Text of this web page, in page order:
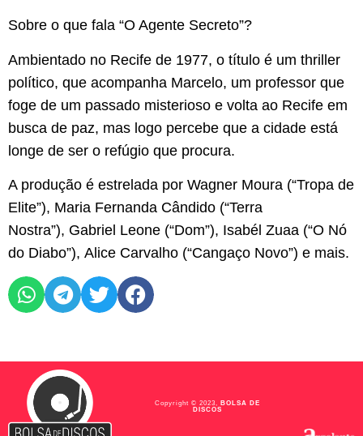
Sobre o que fala “O Agente Secreto”?
Ambientado no Recife de 1977, o título é um thriller
político, que acompanha Marcelo, um professor que
foge de um passado misterioso e volta ao Recife em
busca de paz, mas logo percebe que a cidade está
longe de ser o refúgio que procura.
A produção é estrelada por Wagner Moura (“Tropa de
Elite”), Maria Fernanda Cândido (“Terra
Nostra”), Gabriel Leone (“Dom”), Isabél Zuaa (“O Nó
do Diabo”), Alice Carvalho (“Cangaço Novo”) e mais.
Copyright © 2023,
BOLSA DE
DISCOS